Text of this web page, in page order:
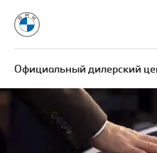
Официальный дилерский